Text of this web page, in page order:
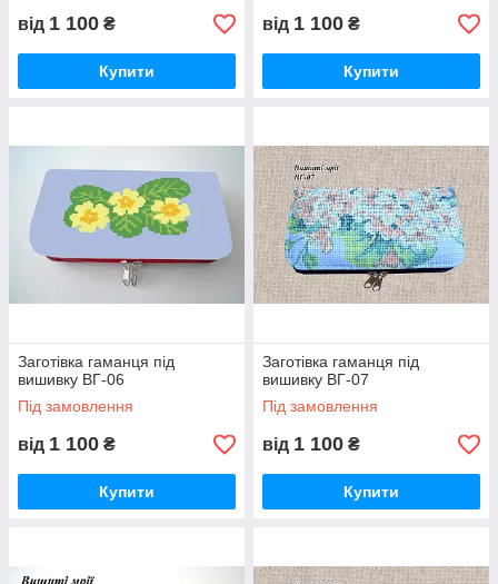
від 1 100 ₴
Купити
від 1 100 ₴
Купити
Заготівка гаманця під
вишивку ВГ-06
Під замовлення
від 1 100 ₴
Купити
Заготівка гаманця під
вишивку ВГ-07
Під замовлення
від 1 100 ₴
Купити